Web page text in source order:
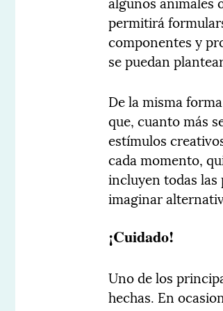
permitirá
componentes y
se puedan
De la misma
que, cuanto más
estímulos
cada momento,
incluyen todas las
imaginar
¡Cuidado!
Uno de los
hechas. En